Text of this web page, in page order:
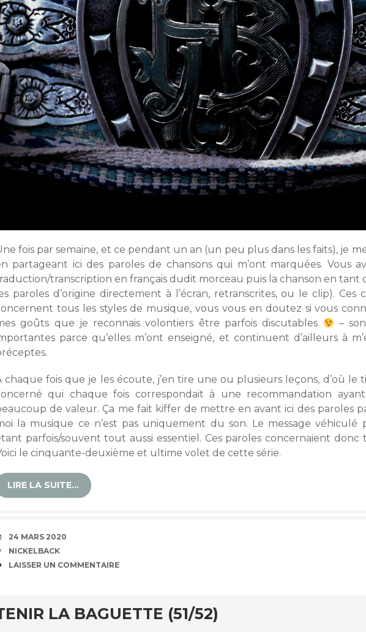
fois par semaine, et ce pendant un an (un peu plus dans les faits), je
partageant ici des paroles de chansons qui m’ont marquées. Vous
transcription en français dudit morceau puis la chanson en tant
paroles d’origine directement à l’écran, retranscrites, ou le clip). Ces
tous les styles de musique, vous vous en doutez si vous
goûts que je reconnais volontiers être parfois discutables
–
parce qu’elles m’ont enseigné, et continuent d’ailleurs à
chaque fois que je les écoute, j’en tire une ou plusieurs leçons, d’où le
qui chaque fois correspondait à une recommandation
de valeur. Ça me fait kiffer de mettre en avant ici des paroles
la musique ce n’est pas uniquement du son. Le message véhiculé
parfois/souvent tout aussi essentiel. Ces paroles concernaient donc
le cinquante-deuxième et ultime volet de cette série.
LIRE LA SUITE…
DATE
24 MARS 2020
ÉTIQUETTES
NICKELBACK
COMMENTAIRES
LAISSER UN COMMENTAIRE
LA BAGUETTE (51/52)